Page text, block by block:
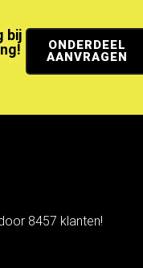
bij
ONDERDEEL
AANVRAGEN
8457 klanten!